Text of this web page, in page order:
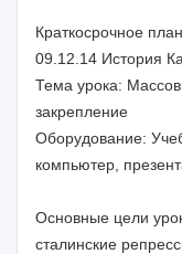
Краткосрочное
09.12.14 История
Тема урока:
закрепление
Оборудование:
компьютер,
Основные цели
сталинские